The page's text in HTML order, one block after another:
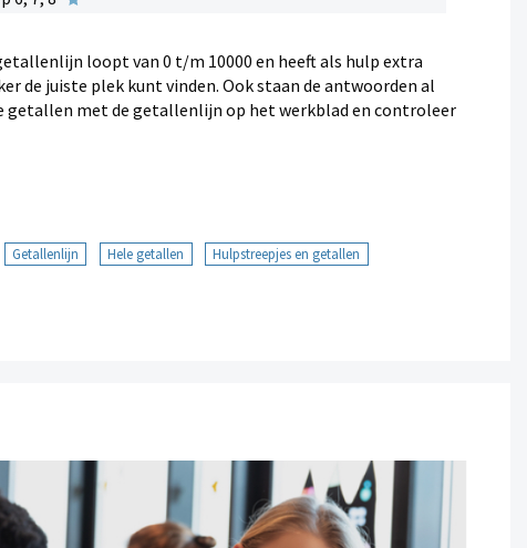
loopt van 0 t/m 10000 en heeft als hulp extra
de juiste plek kunt vinden. Ook staan de antwoorden al
getallen met de getallenlijn op het werkblad en controleer
Getallenlijn Hele getallen Hulpstreepjes en getallen